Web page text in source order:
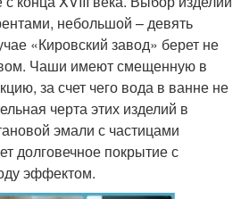
небольшой – девять
«Кировский завод» берет не
Чаши имеют смещенную в
за счет чего вода в ванне не
черта этих изделий в
эмали с частицами
долговечное покрытие с
эффектом.